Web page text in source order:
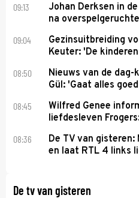
09:13
Johan Derksen in
na
09:04
Gezinsuitbreiding
Keuter: 'De
08:50
Nieuws van de
Gül: 'Gaat alles
08:45
Wilfred Genee
liefdesleven
08:36
De TV van
en laat RTL 4 links
De tv van gisteren